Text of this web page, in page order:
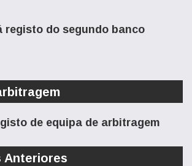
registo do segundo banco
de equipa de arbitragem
Anteriores